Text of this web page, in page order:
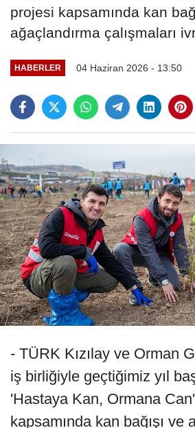
projesi kapsamında kan
ağaçlandırma çalışmaları
HABERLER 04 Haziran 2026 - 13:50
- TÜRK Kızılay ve Orman
iş birliğiyle geçtiğimiz yıl
'Hastaya Kan, Ormana
kapsamında kan bağışı ve